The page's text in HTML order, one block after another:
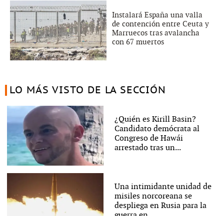
Instalará España una valla
de contención entre Ceuta y
Marruecos tras avalancha
con 67 muertos
LO MÁS VISTO DE LA SECCIÓN
¿Quién es Kirill Basin?
Candidato demócrata al
Congreso de Hawái
arrestado tras un...
Una intimidante unidad de
misiles norcoreana se
despliega en Rusia para la